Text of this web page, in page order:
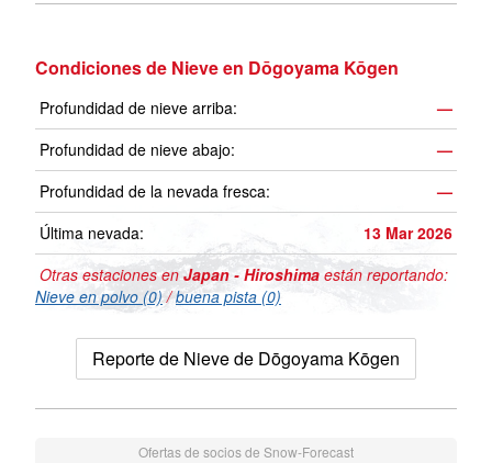
Condiciones de Nieve en Dōgoyama Kōgen
Profundidad de nieve arriba:
—
Profundidad de nieve abajo:
—
Profundidad de la nevada fresca:
—
Última nevada:
13 Mar 2026
Otras estaciones enJapan - Hiroshima están reportando:
Nieve en polvo (0)/buena pista (0)
Reporte de Nieve de Dōgoyama Kōgen
Ofertas de socios de Snow-Forecast